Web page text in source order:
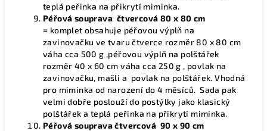
teplá peřinka na přikrytí miminka.
Péřová souprava čtvercová 80 x 80 cm
= komplet obsahuje péřovou výplň na
zavinovačku ve tvaru čtverce rozměr 80 x 80 cm
váha cca 500 g ,péřovou výplň na polštářek
rozměr 40 x 60 cm váha cca 250 g , povlak na
zavinovačku, mašli a povlak na polštářek. Vhodná
pro miminka od narození do 4 měsíců. Sada pak
velmi dobře poslouží do postýlky jako klasický
polštářek a teplá peřinka na přikrytí miminka.
Péřová souprava čtvercová 90 x 90 cm